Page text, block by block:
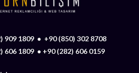
909 1809 • +90 (850) 302 8708
606 1809 • +90 (282) 606 0159